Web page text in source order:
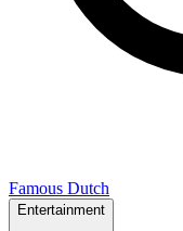
Famous Dutch
Entertainment